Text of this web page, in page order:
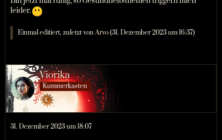
leider.
Einmal editiert, zuletzt vonArvo(31. Dezember 2023 um 16:37)
Viorika
Kummerkasten
31. Dezember 2023 um 18:07